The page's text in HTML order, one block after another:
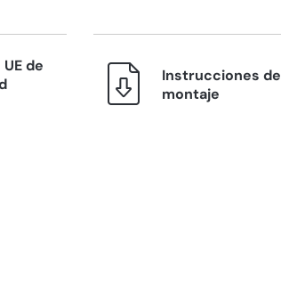
de
Instrucciones de
montaje